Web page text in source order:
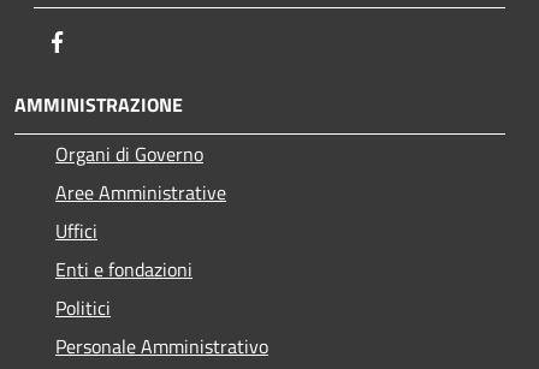
AMMINISTRAZIONE
Organi di Governo
Aree Amministrative
Uffici
Enti e fondazioni
Politici
Personale Amministrativo